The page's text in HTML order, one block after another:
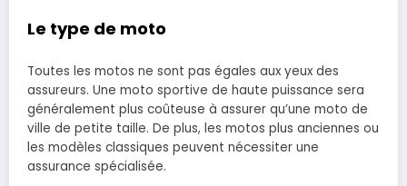
Le type de moto
Toutes les motos ne sont pas égales aux yeux des
assureurs. Une moto sportive de haute puissance sera
généralement plus coûteuse à assurer qu’une moto de
ville de petite taille. De plus, les motos plus anciennes ou
les modèles classiques peuvent nécessiter une
assurance spécialisée.